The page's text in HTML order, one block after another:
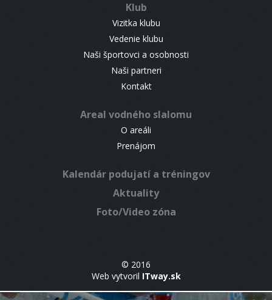
Klub
Vizitka klubu
Vedenie klubu
Naši športovci a osobnosti
Naši partneri
Kontakt
Areal vodného slalomu
O areáli
Prenájom
Kalendár podujatí a tréningov
Aktuality
Foto/Video zóna
© 2016
Web vytvoril ITway.sk